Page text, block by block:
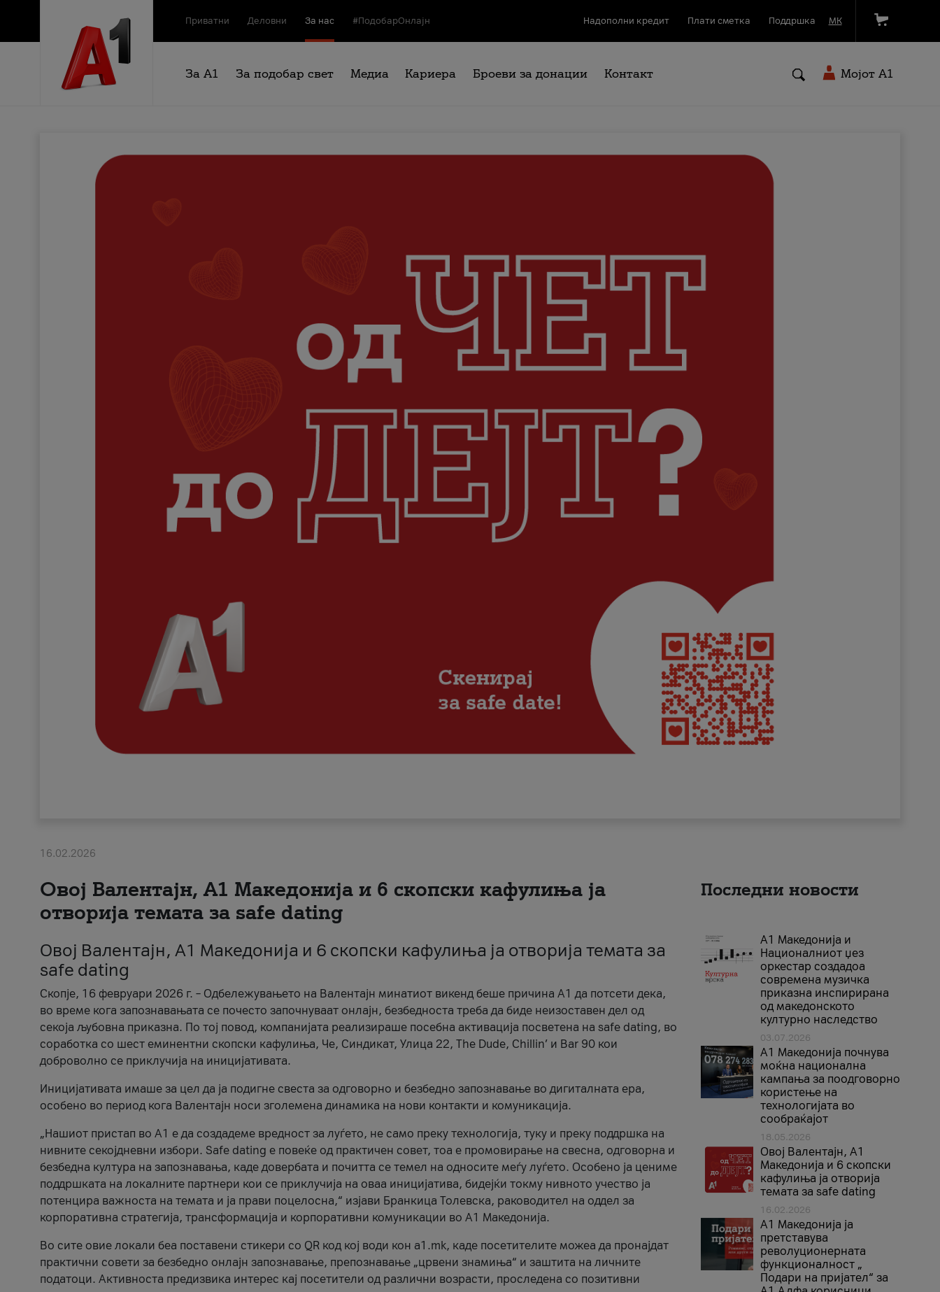
Приватни Деловни За нас #ПодобарОнлајн Надополни кредит Плати сметка Поддршка МК
За А1 За подобар свет Медиа Кариера Броеви за донации Контакт Мојот A1
16.02.2026
Овој Валентајн, A1 Македонија и 6 скопски кафулиња ја
отворија темата за safe dating
Овој Валентајн, A1 Македонија и 6 скопски кафулиња ја отворија темата за
safe dating
Скопје, 16 февруари 2026 г. – Одбележувањето на Валентајн минатиот викенд беше причина А1 да потсети дека,
во време кога запознавањата се почесто започнуваат онлајн, безбедноста треба да биде неизоставен дел од
секоја љубовна приказна. По тој повод, компанијата реализираше посебна активација посветена на safe dating, во
соработка со шест еминентни скопски кафулиња, Че, Синдикат, Улица 22, The Dude, Chillin’ и Bar 90 кои
доброволно се приклучија на иницијативата.
Иницијативата имаше за цел да ја подигне свеста за одговорно и безбедно запознавање во дигиталната ера,
особено во период кога Валентајн носи зголемена динамика на нови контакти и комуникација.
„Нашиот пристап во А1 е да создадеме вредност за луѓето, не само преку технологија, туку и преку поддршка на
нивните секојдневни избори. Safe dating е повеќе од практичен совет, тоа е промовирање на свесна, одговорна и
безбедна култура на запознавања, каде довербата и почитта се темел на односите меѓу луѓето. Особено ја цениме
поддршката на локалните партнери кои се приклучија на оваа иницијатива, бидејќи токму нивното учество ја
потенцира важноста на темата и ја прави поцелосна,“ изјави Бранкица Толевска, раководител на оддел за
корпоративна стратегија, трансформација и корпоративни комуникации во А1 Македонија.
Во сите овие локали беа поставени стикери со QR код кој води кон a1.mk, каде посетителите можеа да пронајдат
практични совети за безбедно онлајн запознавање, препознавање „црвени знамиња“ и заштита на личните
податоци. Активноста предизвика интерес кај посетители од различни возрасти, проследена со позитивни
Последни новости
А1 Македонија и
Националниот џез
оркестар создадоа
современа музичка
приказна инспирирана
од македонското
културно наследство
03.07.2026
A1 Македонија почнува
моќна национална
кампања за поодговорно
користење на
технологијата во
сообраќајот
18.05.2026
Овој Валентајн, A1
Македонија и 6 скопски
кафулиња ја отворија
темата за safe dating
16.02.2026
А1 Македонија ја
претставува
револуционерната
функционалност „
Подари на пријател“ за